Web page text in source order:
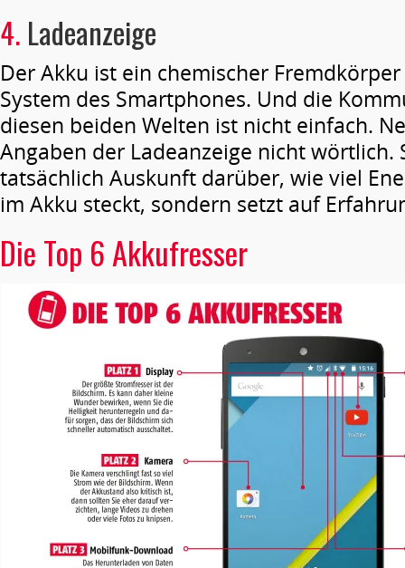
4. Ladeanzeige
Der Akku ist ein chemischer
System des Smartphones. Und die
diesen beiden Welten ist nicht einfach.
Angaben der Ladeanzeige nicht wörtlich.
tatsächlich Auskunft darüber, wie viel
im Akku steckt, sondern setzt auf
Die Top 6 Akkufresser